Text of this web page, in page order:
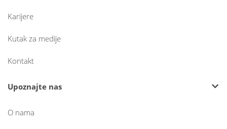
Karijere
Kutak za medije
Kontakt
Upoznajte nas
O nama